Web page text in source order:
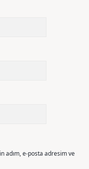
adım, e-posta adresim ve